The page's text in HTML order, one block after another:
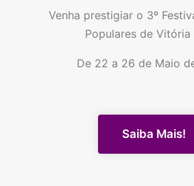
Venha prestigiar o 3º
Populares de Vitória
De 22 a 26 de Maio
Saiba Mais!